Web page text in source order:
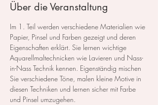
Über die Veranstaltung
Im 1. Teil werden verschiedene Materialien wie
Papier, Pinsel und Farben gezeigt und deren
Eigenschaften erklärt. Sie lernen wichtige
Aquarellmaltechnicken wie Lavieren und Nass-
in-Nass Technik kennen. Eigenständig mischen
Sie verschiedene Töne, malen kleine Motive in
diesen Techniken und lernen sicher mit Farbe
und Pinsel umzugehen.